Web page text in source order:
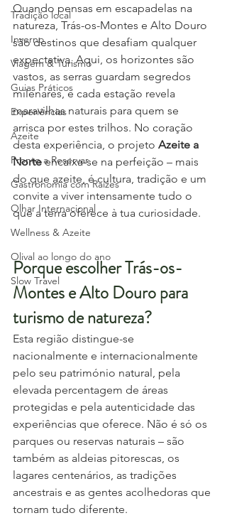
Tradição local
Inverno
Viagem & Turismo
Guias Práticos
Experiências
Azeite
Pronto a Reservar
Gastronomia com Raízes
Olhar Internacional
Wellness & Azeite
Olival ao longo do ano
Slow Travel
Quando pensas em escapadelas na
natureza, Trás-os-Montes e Alto Douro
são destinos que desafiam qualquer
expectativa. Aqui, os horizontes são
vastos, as serras guardam segredos
milenares, e cada estação revela
maravilhas naturais para quem se
arrisca por estes trilhos. No coração
desta experiência, o projeto Azeite a
Norte encaixa-se na perfeição – mais
do que azeite, é cultura, tradição e um
convite a viver intensamente tudo o
que a terra oferece à tua curiosidade.
Porque escolher Trás-os-
Montes e Alto Douro para
turismo de natureza?
Esta região distingue-se
nacionalmente e internacionalmente
pelo seu património natural, pela
elevada percentagem de áreas
protegidas e pela autenticidade das
experiências que oferece. Não é só os
parques ou reservas naturais – são
também as aldeias pitorescas, os
lagares centenários, as tradições
ancestrais e as gentes acolhedoras que
tornam tudo diferente.